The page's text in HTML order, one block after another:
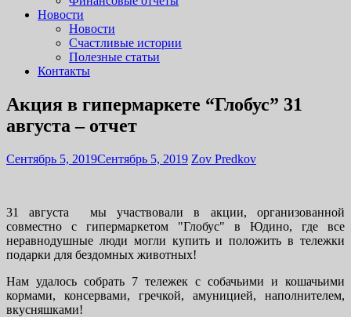
Новости
Новости
Счастливые истории
Полезные статьи
Контакты
Акция в гипермаркете “Глобус” 31
августа – отчет
Сентябрь 5, 2019Сентябрь 5, 2019 Zov Predkov
31 августа мы участвовали в акции, организованной
совместно с гипермаркетом "Глобус" в Юдино, где все
неравнодушные люди могли купить и положить в тележки
подарки для бездомных животных!
Нам удалось собрать 7 тележек с собачьими и кошачьими
кормами, консервами, гречкой, амуницией, наполнителем,
вкусняшками!